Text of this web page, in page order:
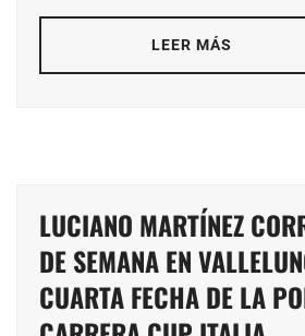
LEER MÁS
LUCIANO MARTÍNEZ
DE SEMANA EN
CUARTA FECHA DE LA